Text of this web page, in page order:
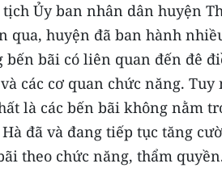
Ủy ban nhân dân huyện
qua, huyện đã ban hành
bãi có liên quan đến đê
các cơ quan chức năng.
là các bến bãi không nằm
đã và đang tiếp tục tăng
theo chức năng, thẩm